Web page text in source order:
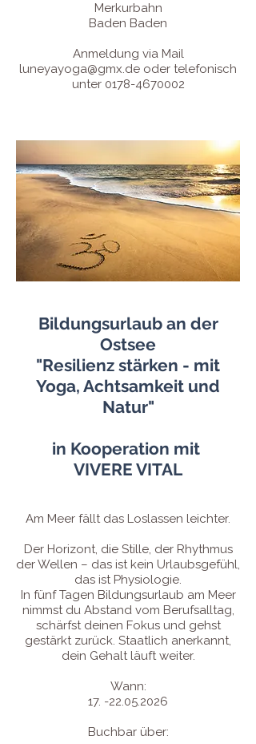
Merkurbahn
Baden Baden
Anmeldung via Mail
luneyayoga@gmx.de oder telefonisch
unter 0178-4670002
Bildungsurlaub an der
Ostsee
"Resilienz stärken - mit
Yoga, Achtsamkeit und
Natur"
in Kooperation mit
VIVERE VITAL
Am Meer fällt das Loslassen leichter.
Der Horizont, die Stille, der Rhythmus
der Wellen – das ist kein Urlaubsgefühl,
das ist Physiologie.
In fünf Tagen Bildungsurlaub am Meer
nimmst du Abstand vom Berufsalltag,
schärfst deinen Fokus und gehst
gestärkt zurück. Staatlich anerkannt,
dein Gehalt läuft weiter.
Wann:
17. -22.05.2026
Buchbar über: